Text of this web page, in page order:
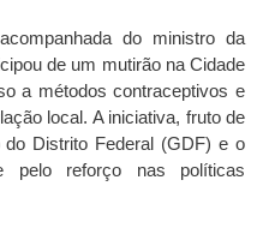
do ministro da
de um mutirão na Cidade
a métodos contraceptivos e
local. A iniciativa, fruto de
Distrito Federal (GDF) e o
pelo reforço nas políticas